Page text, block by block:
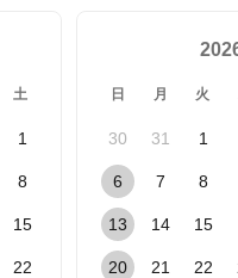
土
1
8
15
22
日 月 火
30 31 1
6 7 8
13 14 15
20 21 22